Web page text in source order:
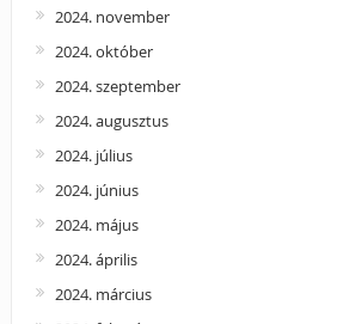
2024. november
2024. október
2024. szeptember
2024. augusztus
2024. július
2024. június
2024. május
2024. április
2024. március